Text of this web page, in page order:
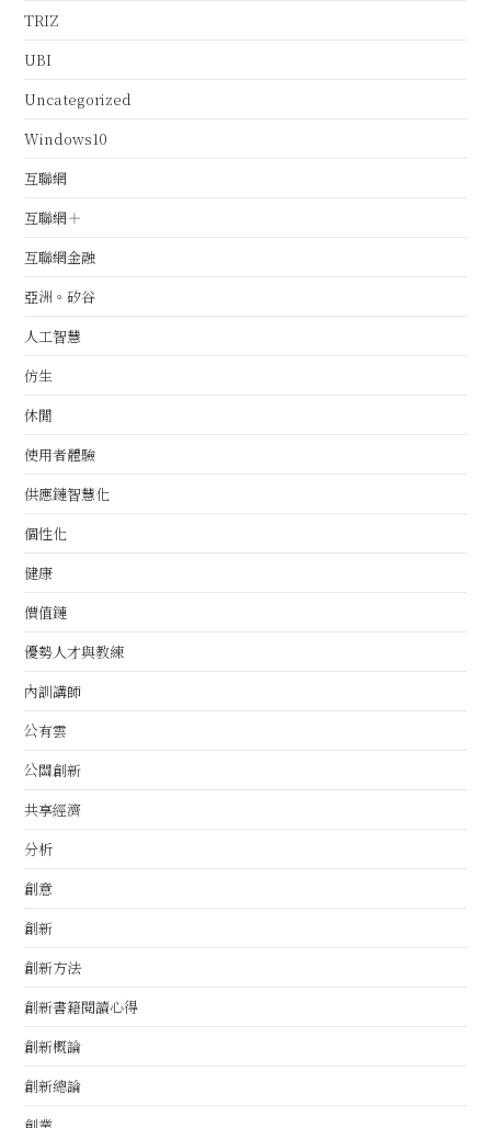
TRIZ
UBI
Uncategorized
Windows10
互聯網
互聯網＋
互聯網金融
亞洲。矽谷
人工智慧
仿生
休閒
使用者體驗
供應鏈智慧化
個性化
健康
價值鏈
優勢人才與教練
內訓講師
公有雲
公關創新
共享經濟
分析
創意
創新
創新方法
創新書籍閱讀心得
創新概論
創新總論